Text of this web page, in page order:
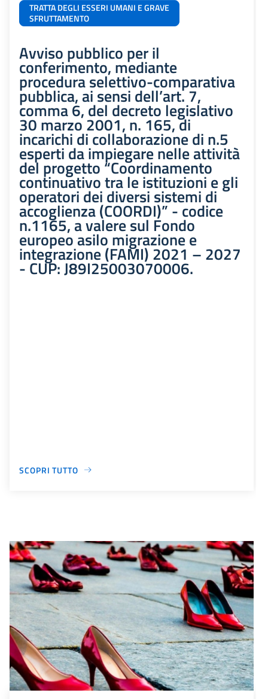
TRATTA DEGLI ESSERI UMANI E GRAVE
SFRUTTAMENTO
Avviso pubblico per il
conferimento, mediante
procedura selettivo-comparativa
pubblica, ai sensi dell’art. 7,
comma 6, del decreto legislativo
30 marzo 2001, n. 165, di
incarichi di collaborazione di n.5
esperti da impiegare nelle attività
del progetto “Coordinamento
continuativo tra le istituzioni e gli
operatori dei diversi sistemi di
accoglienza (COORDI)” - codice
n.1165, a valere sul Fondo
europeo asilo migrazione e
integrazione (FAMI) 2021 – 2027
- CUP: J89I25003070006.
SCOPRI TUTTO